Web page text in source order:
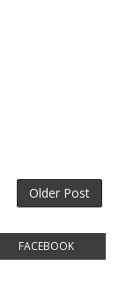
Older Post
FACEBOOK